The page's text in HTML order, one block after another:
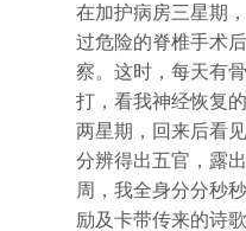
在加护病房三星期
过危险的脊椎手术
察。这时，每天有
打，看我神经恢复
两星期，回来后看
分辨得出五官，露
周，我全身分分秒
励及卡带传来的诗